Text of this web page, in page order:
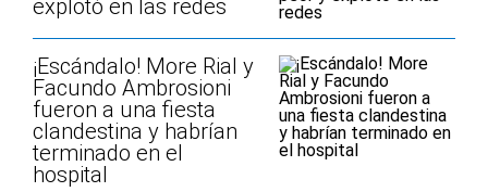
explotó en las redes
¡Escándalo! More Rial y
Facundo Ambrosioni
fueron a una fiesta
clandestina y habrían
terminado en el
hospital